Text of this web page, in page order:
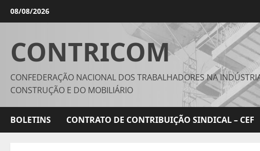
conteúdo
08/08/2026
CONTRICOM
CONFEDERAÇÃO NACIONAL DOS TRABALHADORES NA
CONSTRUÇÃO E DO MOBILIÁRIO
BOLETINS CONTRATO DE CONTRIBUIÇÃO SINDICAL – CEF